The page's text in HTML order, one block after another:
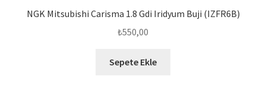
NGK Mitsubishi Carisma 1.8 Gdi Iridyum Buji (IZFR6B)
₺550,00
Sepete Ekle